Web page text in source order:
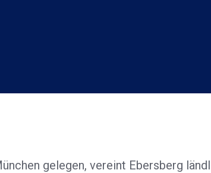
gelegen, vereint Ebersberg